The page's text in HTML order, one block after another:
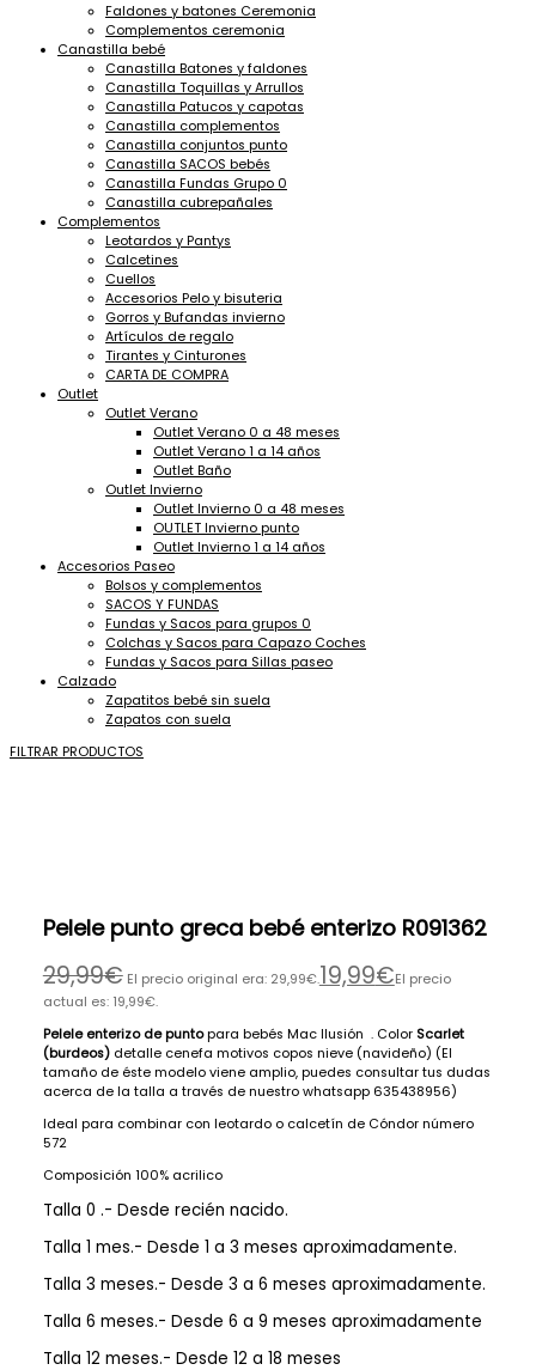
Faldones y batones Ceremonia
Complementos ceremonia
Canastilla bebé
Canastilla Batones y faldones
Canastilla Toquillas y Arrullos
Canastilla Patucos y capotas
Canastilla complementos
Canastilla conjuntos punto
Canastilla SACOS bebés
Canastilla Fundas Grupo 0
Canastilla cubrepañales
Complementos
Leotardos y Pantys
Calcetines
Cuellos
Accesorios Pelo y bisuteria
Gorros y Bufandas invierno
Artículos de regalo
Tirantes y Cinturones
CARTA DE COMPRA
Outlet
Outlet Verano
Outlet Verano 0 a 48 meses
Outlet Verano 1 a 14 años
Outlet Baño
Outlet Invierno
Outlet Invierno 0 a 48 meses
OUTLET Invierno punto
Outlet Invierno 1 a 14 años
Accesorios Paseo
Bolsos y complementos
SACOS Y FUNDAS
Fundas y Sacos para grupos 0
Colchas y Sacos para Capazo Coches
Fundas y Sacos para Sillas paseo
Calzado
Zapatitos bebé sin suela
Zapatos con suela
FILTRAR PRODUCTOS
Pelele punto greca bebé enterizo R091362
29,99€ El precio original era: 29,99€.19,99€El precio
actual es: 19,99€.
Pelele enterizo de puntopara bebés Mac Ilusión . Color Scarlet
(burdeos)detalle cenefa motivos copos nieve (navideño) (El
tamaño de éste modelo viene amplio, puedes consultar tus dudas
acerca de la talla a través de nuestro whatsapp 635438956)
Ideal para combinar con leotardo o calcetín de Cóndor número
572
Composición 100% acrilico
Talla 0 .- Desde recién nacido.
Talla 1 mes.- Desde 1 a 3 meses aproximadamente.
Talla 3 meses.- Desde 3 a 6 meses aproximadamente.
Talla 6 meses.- Desde 6 a 9 meses aproximadamente
Talla 12 meses.- Desde 12 a 18 meses